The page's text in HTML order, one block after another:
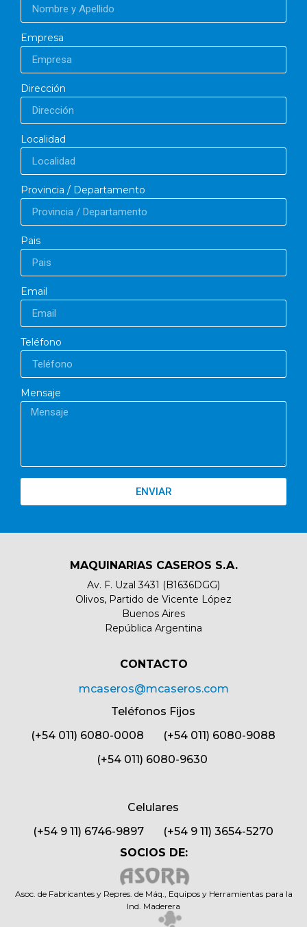
Empresa
Dirección
Localidad
Provincia / Departamento
Pais
Email
Teléfono
Mensaje
ENVIAR
MAQUINARIAS CASEROS S.A.
Av. F. Uzal 3431 (B1636DGG)
Olivos, Partido de Vicente López
Buenos Aires
República Argentina
CONTACTO​
mcaseros@mcaseros.com
Teléfonos Fijos
(+54 011) 6080-0008 (+54 011) 6080-9088
(+54 011) 6080-9630
Celulares
(+54 9 11) 6746-9897 (+54 9 11) 3654-5270
SOCIOS DE:
Asoc. de Fabricantes y Repres. de Máq., Equipos y Herramientas para la
Ind. Maderera